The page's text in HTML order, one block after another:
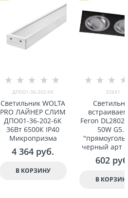
ДПО01-36-202-6К
Светильник WOLTA
PRO ЛАЙНЕР СЛИМ
ДПО01-36-202-6К
36Вт 6500К IP40
Микропризма
4 364 руб.
В КОРЗИНУ
32641
Feron DL2802
50W G5.3
черный арт
602
В